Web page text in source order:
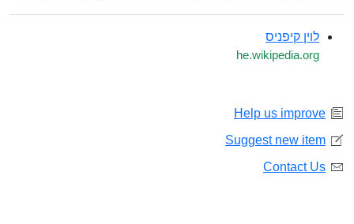
לוין קיפניס
he.wikipedia.org
Help us improve
Suggest new item
Contact Us